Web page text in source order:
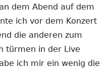
dem Abend auf dem
ich vor dem Konzert
die anderen zum
türmen in der Live
ich mir ein wenig die